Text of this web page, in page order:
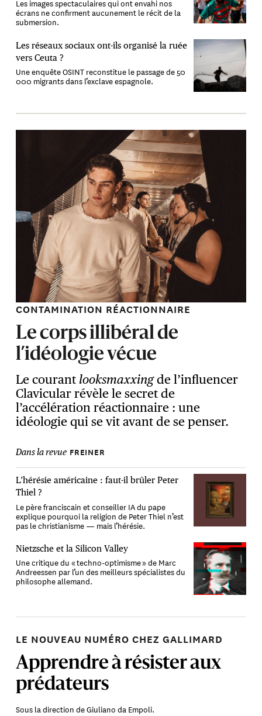
Les images spectaculaires qui ont envahi nos
écrans ne confirment aucunement le récit de la
submersion.
Les réseaux sociaux ont-ils organisé la ruée
vers Ceuta ?
Une enquête OSINT reconstitue le passage de 50
000 migrants dans l’exclave espagnole.
CONTAMINATION RÉACTIONNAIRE
Le corps illibéral de
l’idéologie vécue
Le courant looksmaxxingde l’influencer
Clavicular révèle le secret de
l’accélération réactionnaire : une
idéologie qui se vit avant de se penser.
Dans la revue FREINER
L’hérésie américaine : faut-il brûler Peter
Thiel ?
Le père franciscain et conseiller IA du pape
explique pourquoi la religion de Peter Thiel n’est
pas le christianisme — mais l’hérésie.
Nietzsche et la Silicon Valley
Une critique du « techno-optimisme » de Marc
Andreessen par l’un des meilleurs spécialistes du
philosophe allemand.
LE NOUVEAU NUMÉRO CHEZ GALLIMARD
Apprendre à résister aux
prédateurs
Sous la direction de Giuliano da Empoli.